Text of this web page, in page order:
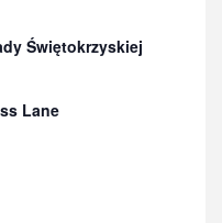
Świętokrzyskiej
Lane